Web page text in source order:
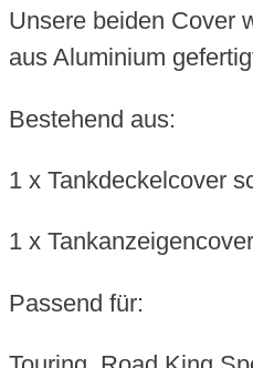
-
2025
Unsere beiden Cover
aus Aluminium
Bestehend aus:
1 x Tankdeckelcover
1 x
Passend für: